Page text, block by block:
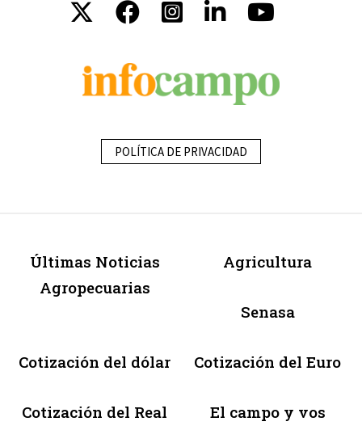
POLÍTICA DE PRIVACIDAD
Últimas Noticias
Agropecuarias
Agricultura
Senasa
Cotización del dólar Cotización del Euro
Cotización del Real El campo y vos